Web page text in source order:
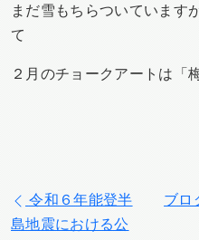
まだ雪もちらついています
て
２月のチョークアートは「
令和６年能登半
島地震における公
ブロ